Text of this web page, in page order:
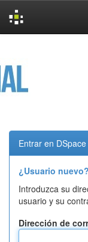
Entrar en DSpace
¿Usuario
Introduzca su
usuario y su
Dirección de